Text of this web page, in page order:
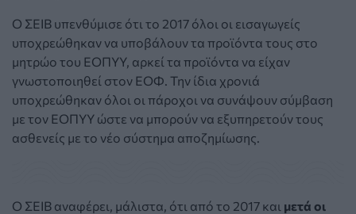
O ΣΕΙΒ υπενθύμισε ότι το 2017 όλοι οι εισαγωγείς
υποχρεώθηκαν να υποβάλουν τα προϊόντα τους στο
μητρώο του ΕΟΠΥΥ, αρκεί τα προϊόντα να είχαν
γνωστοποιηθεί στον ΕΟΦ. Την ίδια χρονιά
υποχρεώθηκαν όλοι οι πάροχοι να συνάψουν σύμβαση
με τον ΕΟΠΥΥ ώστε να μπορούν να εξυπηρετούν τους
ασθενείς με το νέο σύστημα αποζημίωσης.
Ο ΣΕΙΒ αναφέρει, μάλιστα, ότι από το 2017 και μετά οι